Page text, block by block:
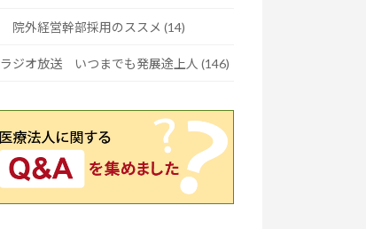
院外経営幹部採用のススメ (14)
ラジオ放送 いつまでも発展途上人 (146)